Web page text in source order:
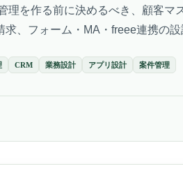
理を作る前に決めるべき、顧客マ
求、フォーム・MA・freee連携の設
CRM 業務設計 アプリ設計 案件管理